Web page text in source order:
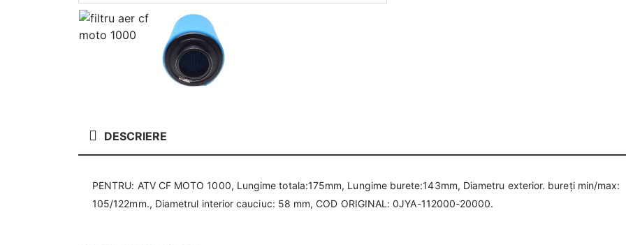
DESCRIERE
PENTRU: ATV CF MOTO 1000, Lungime totala:175mm, Lungime burete:143mm, Diametru exterior. bureți min/max:
105/122mm., Diametrul interior cauciuc: 58 mm, COD ORIGINAL: 0JYA-112000-20000.